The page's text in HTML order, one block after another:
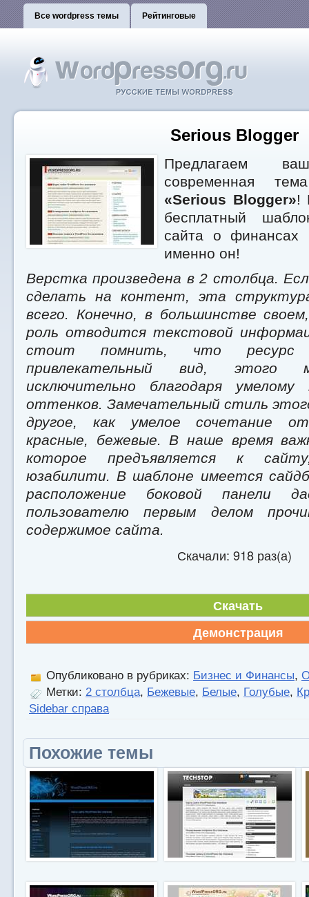
Все wordpress темы Рейтинговые
Serious Blogger
Предлагаем
современная
«Serious Blogger»!
бесплатный
сайта о финансах
именно он!
Верстка произведена в 2 столбца.
сделать на контент, эта
всего. Конечно, в большинстве
роль отводится текстовой
стоит помнить, что ресурс
привлекательный вид, этого
исключительно благодаря
оттенков. Замечательный стиль
другое, как умелое сочетание
красные, бежевые. В наше время
которое предъявляется к
юзабилити. В шаблоне имеется
расположение боковой панели
пользователю первым делом
содержимое сайта.
Скачали: 918 раз(а)
Скачать
Демонстрация
Опубликовано в рубриках: Бизнес и Финансы,
Метки: 2 столбца, Бежевые, Белые, Голубые,
Sidebar справа
Похожие темы